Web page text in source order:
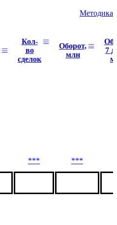
Методика
Кол-
во
сделок
Оборот,
млн
7
*** ***